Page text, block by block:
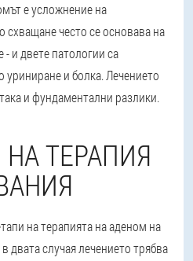
е усложнение на
схващане често се основава на
и двете патологии са
и болка. Лечението
и фундаментални разлики.
ТЕРАПИЯ
на терапията на аденом на
двата случая лечението трябва